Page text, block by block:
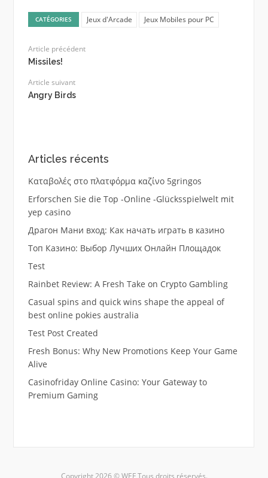
CATÉGORIES Jeux d'Arcade Jeux Mobiles pour PC
Article précédent
Missiles!
Article suivant
Angry Birds
Articles récents
Καταβολές στο πλατφόρμα καζίνο 5gringos
Erforschen Sie die Top -Online -Glücksspielwelt mit
yep casino
Драгон Мани вход: Как начать играть в казино
Топ Казино: Выбор Лучших Онлайн Площадок
Test
Rainbet Review: A Fresh Take on Crypto Gambling
Casual spins and quick wins shape the appeal of
best online pokies australia
Test Post Created
Fresh Bonus: Why New Promotions Keep Your Game
Alive
Casinofriday Online Casino: Your Gateway to
Premium Gaming
Copyright 2026 © WEF Tous droits réservés.